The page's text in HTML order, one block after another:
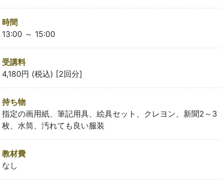
時間
13:00 ～ 15:00
受講料
4,180円 (税込) [2回分]
持ち物
指定の画用紙、筆記用具、絵具セット、クレヨン、新聞2～3
枚、水筒、汚れても良い服装
教材費
なし